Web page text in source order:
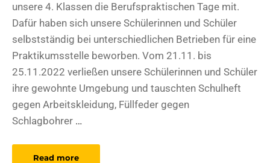
unsere 4. Klassen die Berufspraktischen Tage mit.
Dafür haben sich unsere Schülerinnen und Schüler
selbstständig bei unterschiedlichen Betrieben für eine
Praktikumsstelle beworben. Vom 21.11. bis
25.11.2022 verließen unsere Schülerinnen und Schüler
ihre gewohnte Umgebung und tauschten Schulheft
gegen Arbeitskleidung, Füllfeder gegen
Schlagbohrer …
Read more